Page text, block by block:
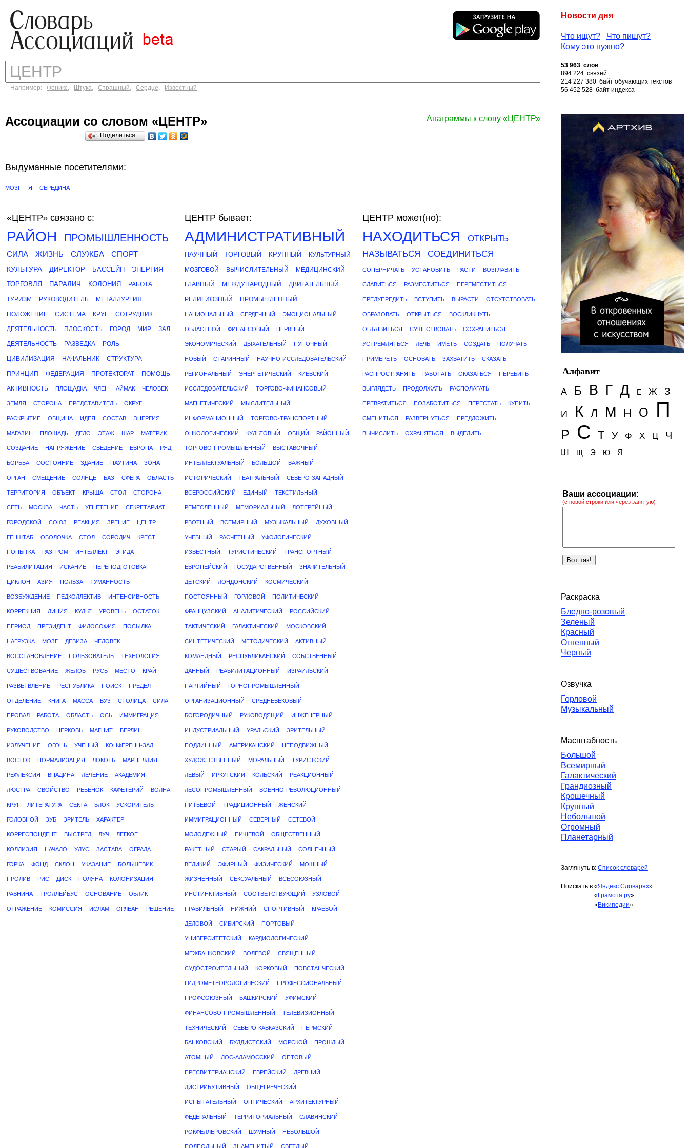
Новости дня
Что ищут?
Что пишут?
Кому это нужно?
Например: Феникс, Штука, Страшный, Сердце, Известный
53 963 слов
894 224 связей
214 227 380 байт обучающих текстов
56 452 528 байт индекса
Анаграммы к слову «ЦЕНТР»
Ассоциации со словом «ЦЕНТР»
Поделиться…
Выдуманные посетителями:
МОЗГ Я СЕРЕДИНА
«ЦЕНТР» связано с:
РАЙОН ПРОМЫШЛЕННОСТЬ
СИЛА ЖИЗНЬ СЛУЖБА СПОРТ
КУЛЬТУРА ДИРЕКТОР БАССЕЙН
ЭНЕРГИЯ
ТОРГОВЛЯ
ПАРАЛИЧ КОЛОНИЯ РАБОТА
ТУРИЗМ РУКОВОДИТЕЛЬ МЕТАЛЛУРГИЯ
ПОЛОЖЕНИЕ СИСТЕМА КРУГ СОТРУДНИК
ДЕЯТЕЛЬНОСТЬ ПЛОСКОСТЬ ГОРОД МИР ЗАЛ
ДЕЯТЕЛЬНОСТЬ РАЗВЕДКА РОЛЬ
ЦИВИЛИЗАЦИЯ НАЧАЛЬНИК СТРУКТУРА
ПРИНЦИП ФЕДЕРАЦИЯ ПРОТЕКТОРАТ ПОМОЩЬ
АКТИВНОСТЬ ПЛОЩАДКА ЧЛЕН АЙМАК ЧЕЛОВЕК
ЗЕМЛЯ СТОРОНА ПРЕДСТАВИТЕЛЬ ОКРУГ
РАСКРЫТИЕ ОБЩИНА ИДЕЯ СОСТАВ ЭНЕРГИЯ
МАГАЗИН ПЛОЩАДЬ ДЕЛО ЭТАЖ ШАР МАТЕРИК
СОЗДАНИЕ НАПРЯЖЕНИЕ СВЕДЕНИЕ ЕВРОПА РЯД
БОРЬБА СОСТОЯНИЕ ЗДАНИЕ ПАУТИНА ЗОНА
ОРГАН СМЕЩЕНИЕ СОЛНЦЕ БАЗ СФЕРА ОБЛАСТЬ
ТЕРРИТОРИЯ ОБЪЕКТ КРЫША СТОЛ СТОРОНА
СЕТЬ МОСКВА ЧАСТЬ УГНЕТЕНИЕ СЕКРЕТАРИАТ
ГОРОДСКОЙ СОЮЗ РЕАКЦИЯ ЗРЕНИЕ ЦЕНТР
ГЕНШТАБ ОБОЛОЧКА СТОЛ СОРОДИЧ КРЕСТ
ПОПЫТКА РАЗГРОМ ИНТЕЛЛЕКТ ЭГИДА
РЕАБИЛИТАЦИЯ ИСКАНИЕ ПЕРЕПОДГОТОВКА
ЦИКЛОН АЗИЯ ПОЛЬЗА ТУМАННОСТЬ
ВОЗБУЖДЕНИЕ ПЕДКОЛЛЕКТИВ ИНТЕНСИВНОСТЬ
КОРРЕКЦИЯ ЛИНИЯ КУЛЬТ УРОВЕНЬ ОСТАТОК
ПЕРИОД ПРЕЗИДЕНТ ФИЛОСОФИЯ ПОСЫЛКА
НАГРУЗКА МОЗГ ДЕВИЗА ЧЕЛОВЕК
ВОССТАНОВЛЕНИЕ ПОЛЬЗОВАТЕЛЬ ТЕХНОЛОГИЯ
СУЩЕСТВОВАНИЕ ЖЕЛОБ РУСЬ МЕСТО КРАЙ
РАЗВЕТВЛЕНИЕ РЕСПУБЛИКА ПОИСК ПРЕДЕЛ
ОТДЕЛЕНИЕ КНИГА МАССА ВУЗ СТОЛИЦА СИЛА
ПРОВАЛ РАБОТА ОБЛАСТЬ ОСЬ ИММИГРАЦИЯ
РУКОВОДСТВО ЦЕРКОВЬ МАГНИТ БЕРЛИН
ИЗЛУЧЕНИЕ ОГОНЬ УЧЕНЫЙ КОНФЕРЕНЦ-ЗАЛ
ВОСТОК НОРМАЛИЗАЦИЯ ЛОКОТЬ МАРЦЕЛЛИЯ
РЕФЛЕКСИЯ ВПАДИНА ЛЕЧЕНИЕ АКАДЕМИЯ
ЛЮСТРА СВОЙСТВО РЕБЕНОК КАФЕТЕРИЙ ВОЛНА
КРУГ ЛИТЕРАТУРА СЕКТА БЛОК УСКОРИТЕЛЬ
ГОЛОВНОЙ ЗУБ ЗРИТЕЛЬ ХАРАКТЕР
КОРРЕСПОНДЕНТ ВЫСТРЕЛ ЛУЧ ЛЕГКОЕ
КОЛЛИЗИЯ НАЧАЛО УЛУС ЗАСТАВА ОГРАДА
ГОРКА ФОНД СКЛОН УКАЗАНИЕ БОЛЬШЕВИК
ПРОЛИВ РИС ДИСК ПОЛЯНА КОЛОНИЗАЦИЯ
РАВНИНА ТРОЛЛЕЙБУС ОСНОВАНИЕ ОБЛИК
ОТРАЖЕНИЕ КОМИССИЯ ИСЛАМ ОРЛЕАН РЕШЕНИЕ
ЦЕНТР бывает:
АДМИНИСТРАТИВНЫЙ
НАУЧНЫЙ ТОРГОВЫЙ КРУПНЫЙ КУЛЬТУРНЫЙ
МОЗГОВОЙ ВЫЧИСЛИТЕЛЬНЫЙ МЕДИЦИНСКИЙ
ГЛАВНЫЙ МЕЖДУНАРОДНЫЙ ДВИГАТЕЛЬНЫЙ
РЕЛИГИОЗНЫЙ ПРОМЫШЛЕННЫЙ
НАЦИОНАЛЬНЫЙ СЕРДЕЧНЫЙ ЭМОЦИОНАЛЬНЫЙ
ОБЛАСТНОЙ ФИНАНСОВЫЙ НЕРВНЫЙ
ЭКОНОМИЧЕСКИЙ ДЫХАТЕЛЬНЫЙ ПУПОЧНЫЙ
НОВЫЙ СТАРИННЫЙ НАУЧНО-ИССЛЕДОВАТЕЛЬСКИЙ
РЕГИОНАЛЬНЫЙ ЭНЕРГЕТИЧЕСКИЙ КИЕВСКИЙ
ИССЛЕДОВАТЕЛЬСКИЙ ТОРГОВО-ФИНАНСОВЫЙ
МАГНЕТИЧЕСКИЙ МЫСЛИТЕЛЬНЫЙ
ИНФОРМАЦИОННЫЙ ТОРГОВО-ТРАНСПОРТНЫЙ
ОНКОЛОГИЧЕСКИЙ КУЛЬТОВЫЙ ОБЩИЙ РАЙОННЫЙ
ТОРГОВО-ПРОМЫШЛЕННЫЙ ВЫСТАВОЧНЫЙ
ИНТЕЛЛЕКТУАЛЬНЫЙ БОЛЬШОЙ ВАЖНЫЙ
ИСТОРИЧЕСКИЙ ТЕАТРАЛЬНЫЙ СЕВЕРО-ЗАПАДНЫЙ
ВСЕРОССИЙСКИЙ ЕДИНЫЙ ТЕКСТИЛЬНЫЙ
РЕМЕСЛЕННЫЙ МЕМОРИАЛЬНЫЙ ЛОТЕРЕЙНЫЙ
РВОТНЫЙ ВСЕМИРНЫЙ МУЗЫКАЛЬНЫЙ ДУХОВНЫЙ
УЧЕБНЫЙ РАСЧЕТНЫЙ УФОЛОГИЧЕСКИЙ
ИЗВЕСТНЫЙ ТУРИСТИЧЕСКИЙ ТРАНСПОРТНЫЙ
ЕВРОПЕЙСКИЙ ГОСУДАРСТВЕННЫЙ ЗНАЧИТЕЛЬНЫЙ
ДЕТСКИЙ ЛОНДОНСКИЙ КОСМИЧЕСКИЙ
ПОСТОЯННЫЙ ГОРЛОВОЙ ПОЛИТИЧЕСКИЙ
ФРАНЦУЗСКИЙ АНАЛИТИЧЕСКИЙ РОССИЙСКИЙ
ТАКТИЧЕСКИЙ ГАЛАКТИЧЕСКИЙ МОСКОВСКИЙ
СИНТЕТИЧЕСКИЙ МЕТОДИЧЕСКИЙ АКТИВНЫЙ
КОМАНДНЫЙ РЕСПУБЛИКАНСКИЙ СОБСТВЕННЫЙ
ДАННЫЙ РЕАБИЛИТАЦИОННЫЙ ИЗРАИЛЬСКИЙ
ПАРТИЙНЫЙ ГОРНОПРОМЫШЛЕННЫЙ
ОРГАНИЗАЦИОННЫЙ СРЕДНЕВЕКОВЫЙ
БОГОРОДИЧНЫЙ РУКОВОДЯЩИЙ ИНЖЕНЕРНЫЙ
ИНДУСТРИАЛЬНЫЙ УРАЛЬСКИЙ ЗРИТЕЛЬНЫЙ
ПОДЛИННЫЙ АМЕРИКАНСКИЙ НЕПОДВИЖНЫЙ
ХУДОЖЕСТВЕННЫЙ МОРАЛЬНЫЙ ТУРИСТСКИЙ
ЛЕВЫЙ ИРКУТСКИЙ КОЛЬСКИЙ РЕАКЦИОННЫЙ
ЛЕСОПРОМЫШЛЕННЫЙ ВОЕННО-РЕВОЛЮЦИОННЫЙ
ПИТЬЕВОЙ ТРАДИЦИОННЫЙ ЖЕНСКИЙ
ИММИГРАЦИОННЫЙ СЕВЕРНЫЙ СЕТЕВОЙ
МОЛОДЕЖНЫЙ ПИЩЕВОЙ ОБЩЕСТВЕННЫЙ
РАКЕТНЫЙ СТАРЫЙ САКРАЛЬНЫЙ СОЛНЕЧНЫЙ
ВЕЛИКИЙ ЭФИРНЫЙ ФИЗИЧЕСКИЙ МОЩНЫЙ
ЖИЗНЕННЫЙ СЕКСУАЛЬНЫЙ ВСЕСОЮЗНЫЙ
ИНСТИНКТИВНЫЙ СООТВЕТСТВУЮЩИЙ УЗЛОВОЙ
ПРАВИЛЬНЫЙ НИЖНИЙ СПОРТИВНЫЙ КРАЕВОЙ
ДЕЛОВОЙ СИБИРСКИЙ ПОРТОВЫЙ
УНИВЕРСИТЕТСКИЙ КАРДИОЛОГИЧЕСКИЙ
МЕЖБАНКОВСКИЙ ВОЛЕВОЙ СВЯЩЕННЫЙ
СУДОСТРОИТЕЛЬНЫЙ КОРКОВЫЙ ПОВСТАНЧЕСКИЙ
ГИДРОМЕТЕОРОЛОГИЧЕСКИЙ ПРОФЕССИОНАЛЬНЫЙ
ПРОФСОЮЗНЫЙ БАШКИРСКИЙ УФИМСКИЙ
ФИНАНСОВО-ПРОМЫШЛЕННЫЙ ТЕЛЕВИЗИОННЫЙ
ТЕХНИЧЕСКИЙ СЕВЕРО-КАВКАЗСКИЙ ПЕРМСКИЙ
БАНКОВСКИЙ БУДДИСТСКИЙ МОРСКОЙ ПРОШЛЫЙ
АТОМНЫЙ ЛОС-АЛАМОССКИЙ ОПТОВЫЙ
ПРЕСВИТЕРИАНСКИЙ ЕВРЕЙСКИЙ ДРЕВНИЙ
ДИСТРИБУТИВНЫЙ ОБЩЕГРЕЧЕСКИЙ
ИСПЫТАТЕЛЬНЫЙ ОПТИЧЕСКИЙ АРХИТЕКТУРНЫЙ
ФЕДЕРАЛЬНЫЙ ТЕРРИТОРИАЛЬНЫЙ СЛАВЯНСКИЙ
РОКФЕЛЛЕРОВСКИЙ ШУМНЫЙ НЕБОЛЬШОЙ
ПОДПОЛЬНЫЙ ЗНАМЕНИТЫЙ СВЕТЛЫЙ
ЦЕНТР может(но):
НАХОДИТЬСЯ
ОТКРЫТЬ
НАЗЫВАТЬСЯ
СОЕДИНИТЬСЯ
СОПЕРНИЧАТЬ УСТАНОВИТЬ РАСТИ ВОЗГЛАВИТЬ
СЛАВИТЬСЯ РАЗМЕСТИТЬСЯ ПЕРЕМЕСТИТЬСЯ
ПРЕДУПРЕДИТЬ ВСТУПИТЬ ВЫРАСТИ ОТСУТСТВОВАТЬ
ОБРАЗОВАТЬ ОТКРЫТЬСЯ ВОСКЛИКНУТЬ
ОБЪЯВИТЬСЯ СУЩЕСТВОВАТЬ СОХРАНИТЬСЯ
УСТРЕМЛЯТЬСЯ ЛЕЧЬ ИМЕТЬ СОЗДАТЬ ПОЛУЧАТЬ
ПРИМЕРЕТЬ ОСНОВАТЬ ЗАХВАТИТЬ СКАЗАТЬ
РАСПРОСТРАНЯТЬ РАБОТАТЬ ОКАЗАТЬСЯ ПЕРЕБИТЬ
ВЫГЛЯДЕТЬ ПРОДОЛЖАТЬ РАСПОЛАГАТЬ
ПРЕВРАТИТЬСЯ ПОЗАБОТИТЬСЯ ПЕРЕСТАТЬ КУПИТЬ
СМЕНИТЬСЯ РАЗВЕРНУТЬСЯ ПРЕДЛОЖИТЬ
ВЫЧИСЛИТЬ ОХРАНЯТЬСЯ ВЫДЕЛИТЬ
Алфавит
А
Б В Г Д Е Ж З
И К Л М Н О П
Р С Т У Ф Х Ц Ч
Ш Щ Э Ю Я
Ваши ассоциации:
(с новой строки или через запятую)
Раскраска
Бледно-розовый
Зеленый
Красный
Огненный
Черный
Озвучка
Горловой
Музыкальный
Масштабность
Большой
Всемирный
Галактический
Грандиозный
Крошечный
Крупный
Небольшой
Огромный
Планетарный
Заглянуть в: Список словарей
Поискать в:«Яндекс.Словарях»
« Грамота.ру»
« Википедии»